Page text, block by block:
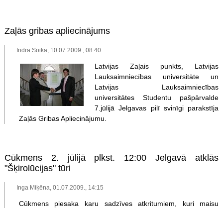
Zaļās gribas apliecinājums
Indra Soika, 10.07.2009., 08:40
Latvijas Zaļais punkts, Latvijas
Lauksaimniecības universitāte un
Latvijas Lauksaimniecības
universitātes Studentu pašpārvalde
7.jūlijā Jelgavas pilī svinīgi parakstīja
Zaļās Gribas Apliecinājumu.
Cūkmens 2. jūlijā plkst. 12:00 Jelgavā atklās
"Šķirolūcijas" tūri
Inga Miķēna, 01.07.2009., 14:15
Cūkmens piesaka karu sadzīves atkritumiem, kuri maisu